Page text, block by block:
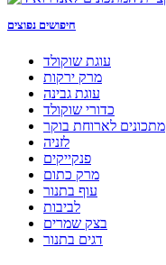
חיפושים נפוצים
עוגת שוקולד
מרק ירקות
עוגת גבינה
כדורי שוקולד
מתכונים לארוחת בוקר
לזניה
פנקייקים
מרק כתום
עוף בתנור
לביבות
בצק שמרים
דגים בתנור